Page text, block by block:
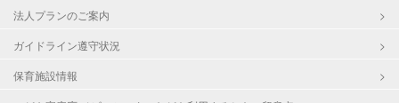
法人プランのご案内
ガイドライン遵守状況
保育施設情報